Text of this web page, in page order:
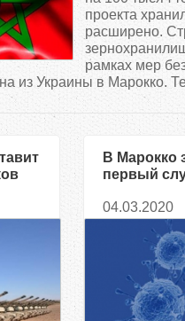
проекта
расширено.
рамках мер
из Украины в Марокко.
В Марокко
первый
04.03.2020